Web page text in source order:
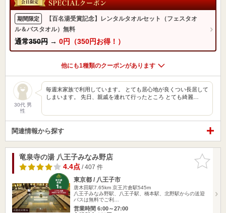
期間限定
【百名湯受賞記念】レンタルタオルセット（フェスタオ
ル＆バスタオル）無料
通常350円 → 0円（350円お得！）
他にも1種類のクーポンがあります
30代 男
性
毎週末家族で利用しています。 とても居心地が良くつい長居して
しまいます。 先日、親戚を連れて行ったところ とても綺麗…
関連情報から探す
お気に入
りに追加
竜泉寺の湯 八王子みなみ野店
4.4点/ 407 件
東京都 / 八王子市
唐木田駅7.65km 京王片倉駅545m
八王子みなみ野駅、八王子駅、橋本駅、北野駅からの送迎
バスは無料でご利…
営業時間 6:00～27:00